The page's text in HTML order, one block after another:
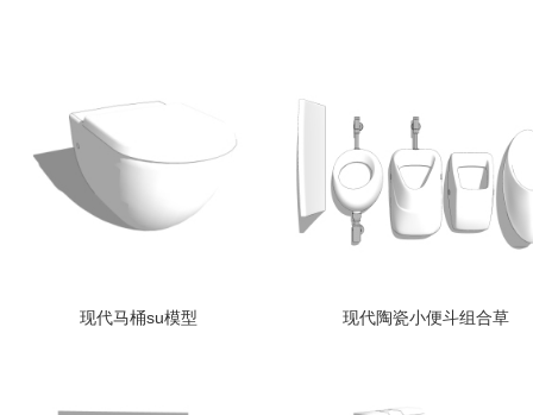
现代马桶su模型 现代陶瓷小便斗组合草